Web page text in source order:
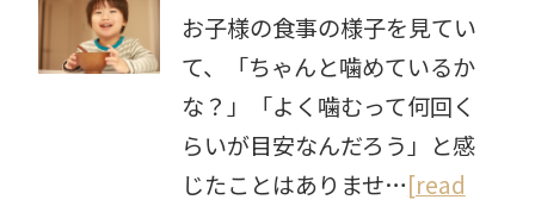
お子様の食事の様子を見てい
て、「ちゃんと噛めているか
な？」「よく噛むって何回く
らいが目安なんだろう」と感
じたことはありませ…[read